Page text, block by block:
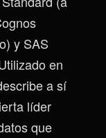
y SAS
en
a sí
líder
que